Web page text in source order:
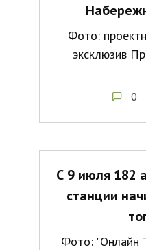
Фото:
эксклюзив
0
С 9 июля 182
станции
Фото: "Онлайн